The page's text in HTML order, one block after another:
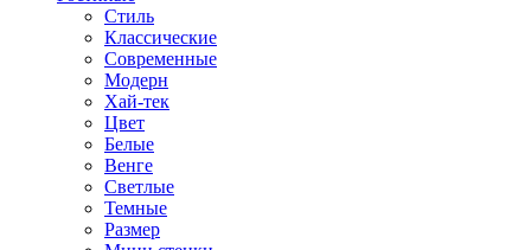
Стиль
Классические
Современные
Модерн
Хай-тек
Цвет
Белые
Венге
Светлые
Темные
Размер